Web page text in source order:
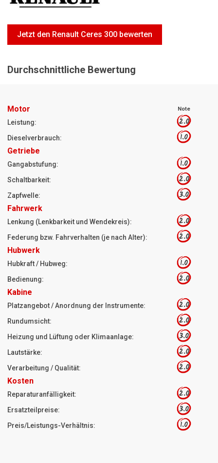
Jetzt den Renault Ceres 300 bewerten
Durchschnittliche Bewertung
Motor Note
Leistung: 2.0
Dieselverbrauch: 1.0
Getriebe
Gangabstufung: 1.0
Schaltbarkeit: 2.0
Zapfwelle: 3.0
Fahrwerk
Lenkung (Lenkbarkeit und Wendekreis): 2.0
Federung bzw. Fahrverhalten (je nach Alter): 2.0
Hubwerk
Hubkraft / Hubweg: 1.0
Bedienung: 2.0
Kabine
Platzangebot / Anordnung der Instrumente: 2.0
Rundumsicht: 2.0
Heizung und Lüftung oder Klimaanlage: 3.0
Lautstärke: 2.0
Verarbeitung / Qualität: 2.0
Kosten
Reparaturanfälligkeit: 2.0
Ersatzteilpreise: 3.0
Preis/Leistungs-Verhältnis: 1.0